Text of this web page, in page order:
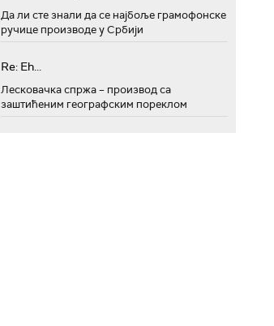
Да ли сте знали да се најбоље грамофонске
ручице производе у Србији
Re: Eh...
Лесковачка спржа – производ са
заштићеним географским пореклом